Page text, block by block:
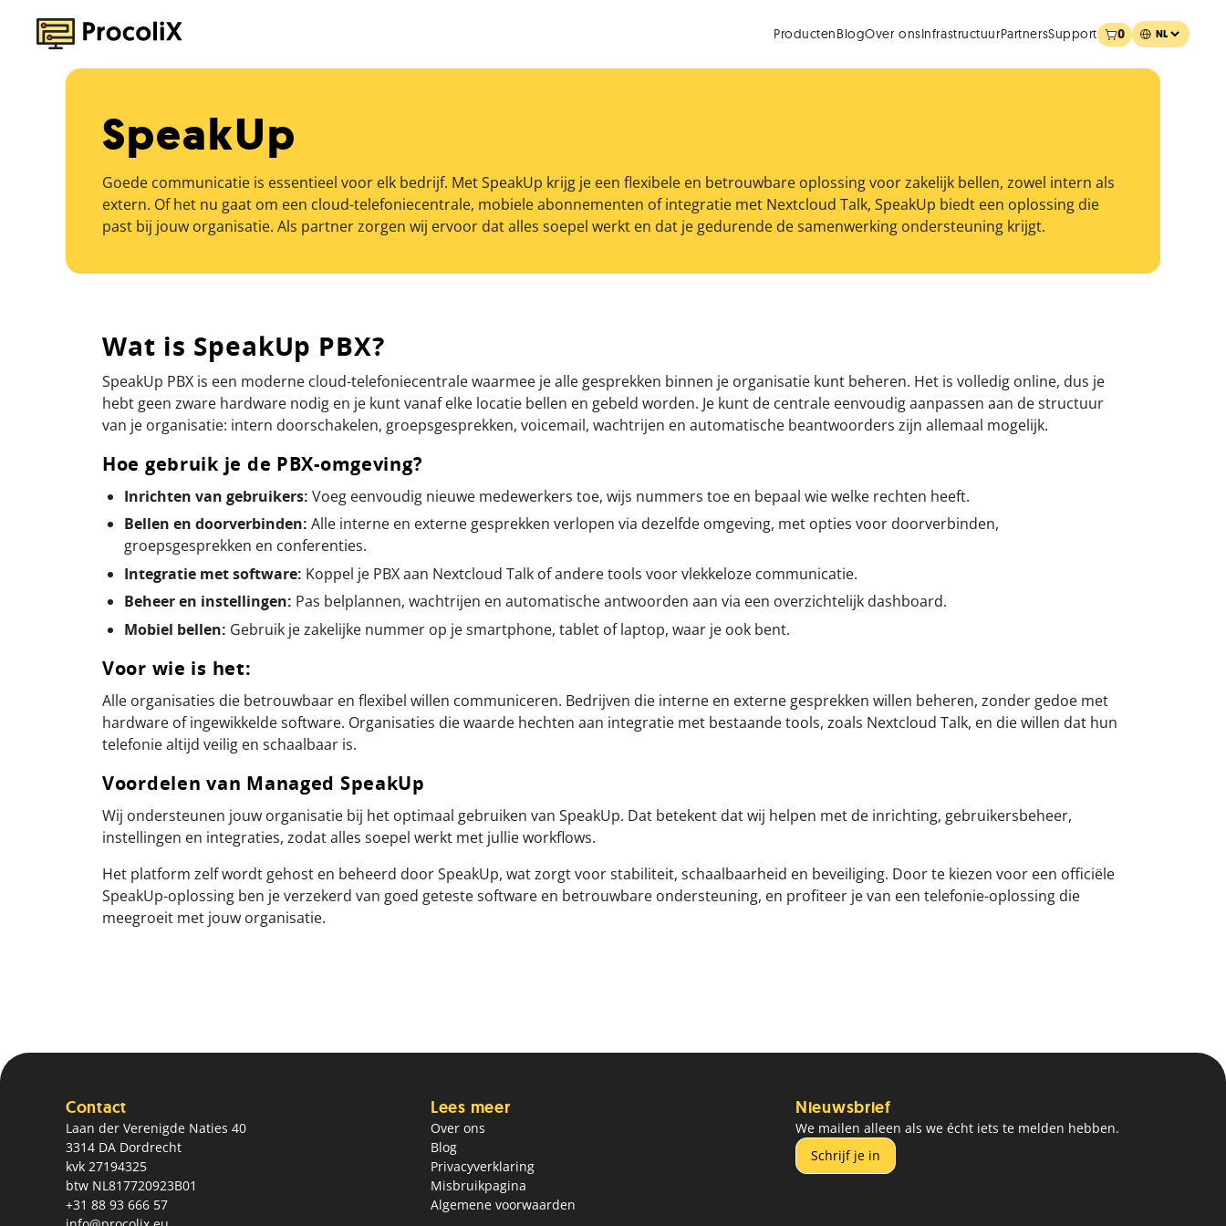
ProductenBlogOver onsInfrastructuurPartnersSupport 0
SpeakUp
Goede communicatie is essentieel voor elk bedrijf. Met SpeakUp krijg je een flexibele en betrouwbare oplossing voor zakelijk bellen, zowel intern als
extern. Of het nu gaat om een cloud-telefoniecentrale, mobiele abonnementen of integratie met Nextcloud Talk, SpeakUp biedt een oplossing die
past bij jouw organisatie. Als partner zorgen wij ervoor dat alles soepel werkt en dat je gedurende de samenwerking ondersteuning krijgt.
Wat is SpeakUp PBX?
SpeakUp PBX is een moderne cloud-telefoniecentrale waarmee je alle gesprekken binnen je organisatie kunt beheren. Het is volledig online, dus je
hebt geen zware hardware nodig en je kunt vanaf elke locatie bellen en gebeld worden. Je kunt de centrale eenvoudig aanpassen aan de structuur
van je organisatie: intern doorschakelen, groepsgesprekken, voicemail, wachtrijen en automatische beantwoorders zijn allemaal mogelijk.
Hoe gebruik je de PBX-omgeving?
Inrichten van gebruikers: Voeg eenvoudig nieuwe medewerkers toe, wijs nummers toe en bepaal wie welke rechten heeft.
Bellen en doorverbinden: Alle interne en externe gesprekken verlopen via dezelfde omgeving, met opties voor doorverbinden,
groepsgesprekken en conferenties.
Integratie met software: Koppel je PBX aan Nextcloud Talk of andere tools voor vlekkeloze communicatie.
Beheer en instellingen: Pas belplannen, wachtrijen en automatische antwoorden aan via een overzichtelijk dashboard.
Mobiel bellen: Gebruik je zakelijke nummer op je smartphone, tablet of laptop, waar je ook bent.
Voor wie is het:
Alle organisaties die betrouwbaar en flexibel willen communiceren. Bedrijven die interne en externe gesprekken willen beheren, zonder gedoe met
hardware of ingewikkelde software. Organisaties die waarde hechten aan integratie met bestaande tools, zoals Nextcloud Talk, en die willen dat hun
telefonie altijd veilig en schaalbaar is.
Voordelen van Managed SpeakUp
Wij ondersteunen jouw organisatie bij het optimaal gebruiken van SpeakUp. Dat betekent dat wij helpen met de inrichting, gebruikersbeheer,
instellingen en integraties, zodat alles soepel werkt met jullie workflows.
Het platform zelf wordt gehost en beheerd door SpeakUp, wat zorgt voor stabiliteit, schaalbaarheid en beveiliging. Door te kiezen voor een officiële
SpeakUp-oplossing ben je verzekerd van goed geteste software en betrouwbare ondersteuning, en profiteer je van een telefonie-oplossing die
meegroeit met jouw organisatie.
Contact
Laan der Verenigde Naties 40
3314 DA Dordrecht
kvk 27194325
btw NL817720923B01
+31 88 93 666 57
Lees meer
Over ons
Blog
Privacyverklaring
Misbruikpagina
Algemene voorwaarden
Nieuwsbrief
We mailen alleen als we écht iets te melden hebben.
Schrijf je in